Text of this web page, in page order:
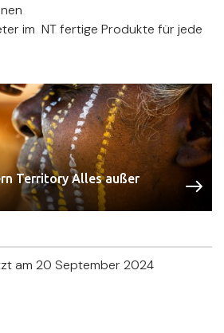
im NT fertige Produkte für jede
Territory Alles außer
am 20 September 2024